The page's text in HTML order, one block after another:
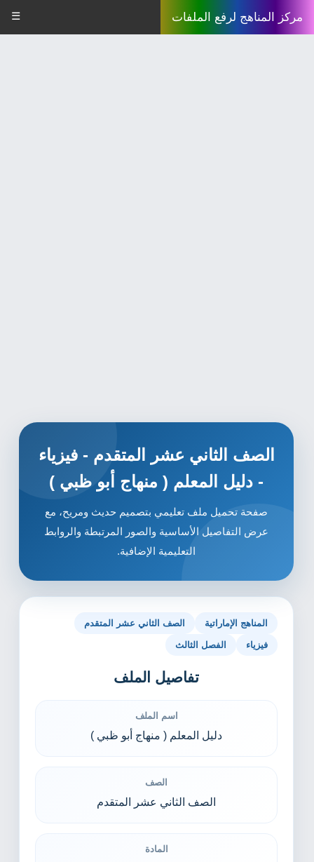
مركز المناهج لرفع الملفات ☰
الصف الثاني عشر المتقدم - فيزياء
- دليل المعلم ( منهاج أبو ظبي )
صفحة تحميل ملف تعليمي بتصميم حديث ومريح، مع
عرض التفاصيل الأساسية والصور المرتبطة والروابط
التعليمية الإضافية.
المناهج الإماراتية الصف الثاني عشر المتقدم
فيزياء الفصل الثالث
تفاصيل الملف
اسم الملف
دليل المعلم ( منهاج أبو ظبي )
الصف
الصف الثاني عشر المتقدم
المادة